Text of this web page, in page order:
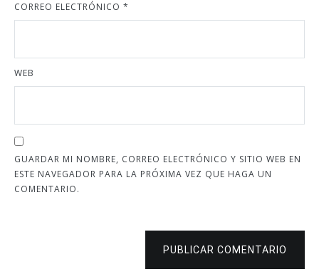
CORREO ELECTRÓNICO *
WEB
GUARDAR MI NOMBRE, CORREO ELECTRÓNICO Y SITIO WEB EN
ESTE NAVEGADOR PARA LA PRÓXIMA VEZ QUE HAGA UN
COMENTARIO.
PUBLICAR COMENTARIO